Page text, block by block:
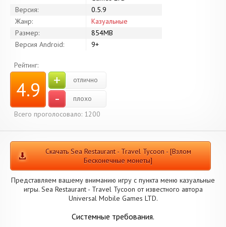
Версия:
0.5.9
Жанр:
Казуальные
Размер:
854MB
Версия Android:
9+
Рейтинг:
4.9 + отлично
-
плохо
Всего проголосовало: 1200
Скачать Sea Restaurant - Travel Tycoon - [Взлом
Бесконечные монеты]
Представляем вашему вниманию игру с пункта меню казуальные
игры. Sea Restaurant - Travel Tycoon от известного автора
Universal Mobile Games LTD.
Системные требования.